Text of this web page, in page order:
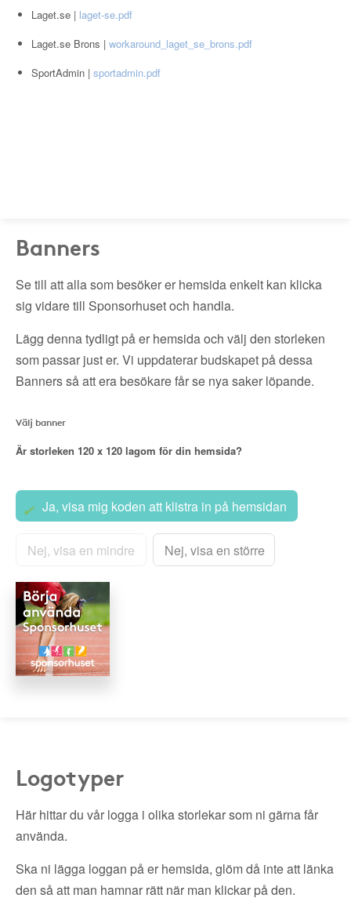
Laget.se | laget-se.pdf
Laget.se Brons | workaround_laget_se_brons.pdf
SportAdmin | sportadmin.pdf
Banners
Se till att alla som besöker er hemsida enkelt kan klicka
sig vidare till Sponsorhuset och handla.
Lägg denna tydligt på er hemsida och välj den storleken
som passar just er. Vi uppdaterar budskapet på dessa
Banners så att era besökare får se nya saker löpande.
Välj banner
Är storleken 120 x 120 lagom för din hemsida?
Ja, visa mig koden att klistra in på hemsidan
Nej, visa en mindre Nej, visa en större
Logotyper
Här hittar du vår logga i olika storlekar som ni gärna får
använda.
Ska ni lägga loggan på er hemsida, glöm då inte att länka
den så att man hamnar rätt när man klickar på den.